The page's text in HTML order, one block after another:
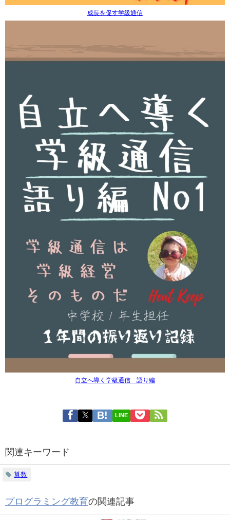
成長を促す学級通信
自立へ導く学級通信 語り編
LINE
関連キーワード
算数
プログラミング教育の関連記事